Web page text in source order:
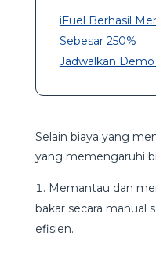
iFuel Berhasil
Sebesar 250%
Jadwalkan Demo
Selain biaya yang
yang memengaruhi
Memantau dan
bakar secara manual
efisien.